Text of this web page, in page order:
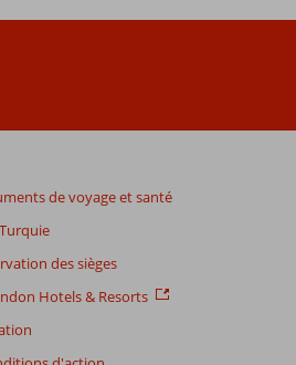
de voyage et santé
des sièges
Hotels & Resorts